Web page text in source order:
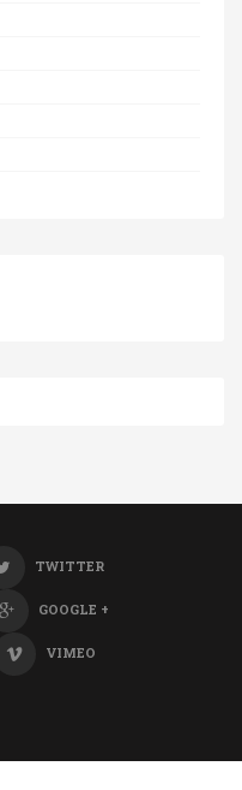
TWITTER
GOOGLE +
VIMEO